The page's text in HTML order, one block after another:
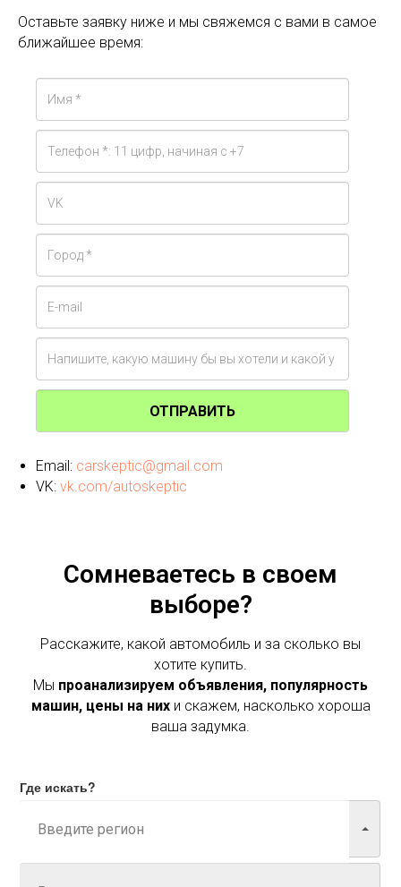
Оставьте заявку ниже и мы свяжемся с вами в самое
ближайшее время:
ОТПРАВИТЬ
Email: carskeptic@gmail.com
VK: vk.com/autoskeptic
Сомневаетесь в своем
выборе?
Расскажите, какой автомобиль и за сколько вы
хотите купить.
Мы проанализируем объявления, популярность
машин, цены на нихи скажем, насколько хороша
ваша задумка.
Где искать?